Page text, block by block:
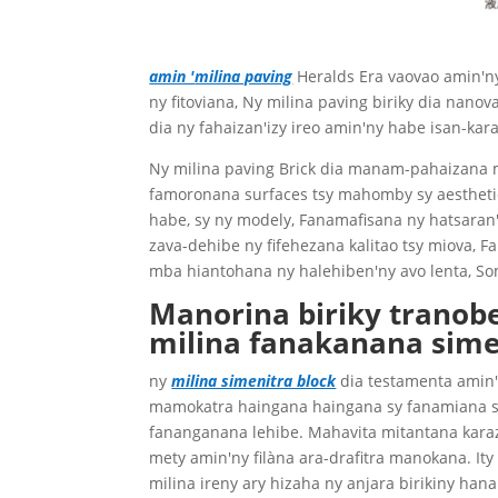
amin 'milina paving Heralds Era vaovao
ny fitoviana, Ny milina paving biriky dia
dia ny fahaizan'izy ireo amin'ny habe isan-
Ny milina paving Brick dia manam-
famoronana surfaces tsy mahomby sy
habe, sy ny modely, Fanamafisana ny
zava-dehibe ny fifehezana kalitao tsy miova,
mba hiantohana ny halehiben'ny avo lenta,
Manorina biriky
milina fanakanana
nymilina simenitra blockdia testamenta
mamokatra haingana haingana sy
fananganana lehibe. Mahavita mitantana
mety amin'ny filàna ara-drafitra manokana.
milina ireny ary hizaha ny anjara birikiny